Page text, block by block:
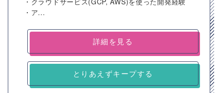
・ア...
詳細を見る
とりあえずキープする